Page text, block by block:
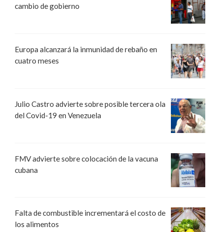
cambio de gobierno
Europa alcanzará la inmunidad de rebaño en
cuatro meses
Julio Castro advierte sobre posible tercera ola
del Covid-19 en Venezuela
FMV advierte sobre colocación de la vacuna
cubana
Falta de combustible incrementará el costo de
los alimentos